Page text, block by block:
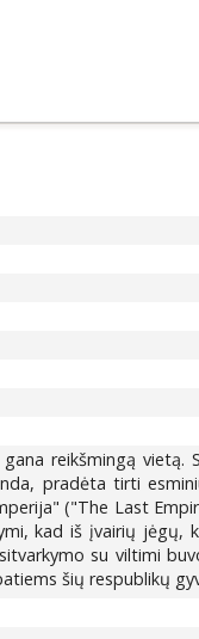
reikšmingą vietą.
pradėta tirti
("The Last
kad iš įvairių
su viltimi
šių respublikų